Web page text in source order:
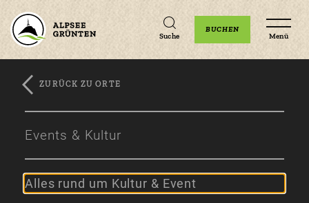
Zum
Zur
Zum
Suche
BUCHEN
Menü
ZURÜCK ZU ORTE
Events & Kultur
Alles rund um Kultur & Event
Unterkünfte Veranstaltungen